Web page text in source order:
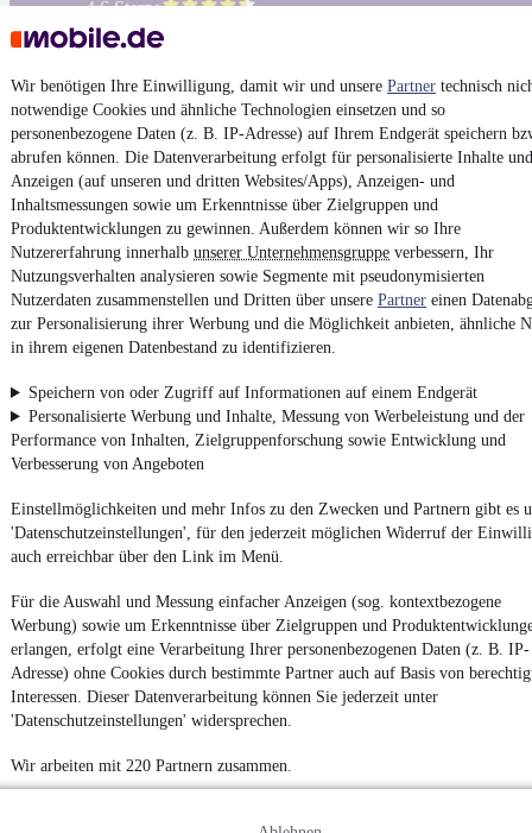
Wir benötigen Ihre Einwilligung, damit wir und unsere Partner technisch
notwendige Cookies und ähnliche Technologien einsetzen und so
personenbezogene Daten (z. B. IP-Adresse) auf Ihrem Endgerät speichern
abrufen können. Die Datenverarbeitung erfolgt für personalisierte Inhalte und
Anzeigen (auf unseren und dritten Websites/Apps), Anzeigen- und
Inhaltsmessungen sowie um Erkenntnisse über Zielgruppen und
Produktentwicklungen zu gewinnen. Außerdem können wir so Ihre
Nutzererfahrung innerhalb unserer Unternehmensgruppe verbessern, Ihr
Nutzungsverhalten analysieren sowie Segmente mit pseudonymisierten
Nutzerdaten zusammenstellen und Dritten über unsere Partner einen
zur Personalisierung ihrer Werbung und die Möglichkeit anbieten, ähnliche
in ihrem eigenen Datenbestand zu identifizieren.
Speichern von oder Zugriff auf Informationen auf einem Endgerät
Personalisierte Werbung und Inhalte, Messung von Werbeleistung und der
Performance von Inhalten, Zielgruppenforschung sowie Entwicklung und
Verbesserung von Angeboten
Einstellmöglichkeiten und mehr Infos zu den Zwecken und Partnern gibt es
'Datenschutzeinstellungen', für den jederzeit möglichen Widerruf der
auch erreichbar über den Link im Menü.
Für die Auswahl und Messung einfacher Anzeigen (sog. kontextbezogene
Werbung) sowie um Erkenntnisse über Zielgruppen und
erlangen, erfolgt eine Verarbeitung Ihrer personenbezogenen Daten (z. B. IP-
Adresse) ohne Cookies durch bestimmte Partner auch auf Basis von
Interessen. Dieser Datenverarbeitung können Sie jederzeit unter
'Datenschutzeinstellungen' widersprechen.
Wir arbeiten mit 220 Partnern zusammen.
4.6 Sterne
Nutze mobile.de schnell und einfach
Impressum
AGB
Vertrag widerrufen
Datenschutz
Datenschutzeinstellungen
Erklärung zur Barrierefreiheit
Report Security Vulnerability (English)
Powered by
VonAuto verkaufen